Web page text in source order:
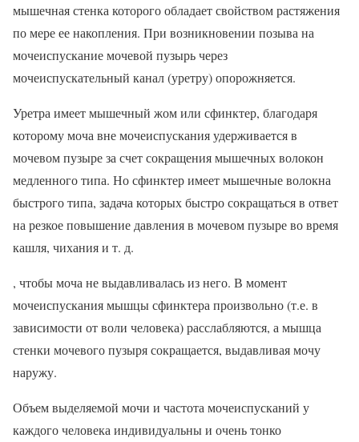
мышечная стенка которого обладает свойством растяжения
по мере ее накопления. При возникновении позыва на
мочеиспускание мочевой пузырь через
мочеиспускательный канал (уретру) опорожняется.
Уретра имеет мышечный жом или сфинктер, благодаря
которому моча вне мочеиспускания удерживается в
мочевом пузыре за счет сокращения мышечных волокон
медленного типа. Но сфинктер имеет мышечные волокна
быстрого типа, задача которых быстро сокращаться в ответ
на резкое повышение давления в мочевом пузыре во время
кашля, чихания и т. д.
, чтобы моча не выдавливалась из него. В момент
мочеиспускания мышцы сфинктера произвольно (т.е. в
зависимости от воли человека) расслабляются, а мышца
стенки мочевого пузыря сокращается, выдавливая мочу
наружу.
Объем выделяемой мочи и частота мочеиспусканий у
каждого человека индивидуальны и очень тонко